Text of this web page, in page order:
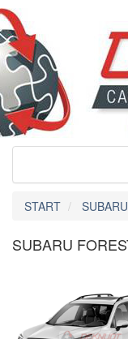
START SUBARU
SUBARU